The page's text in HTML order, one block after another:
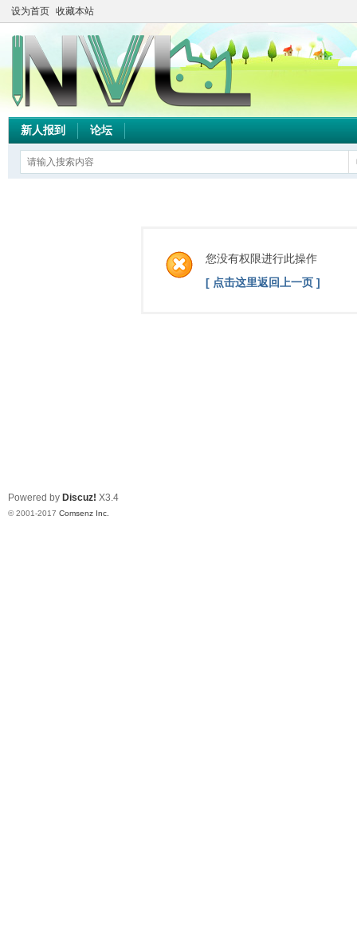
设为首页 收藏本站
新人报到 论坛
您没有权限进行此操作
[ 点击这里返回上一页 ]
Powered by Discuz! X3.4
© 2001-2017 Comsenz Inc.